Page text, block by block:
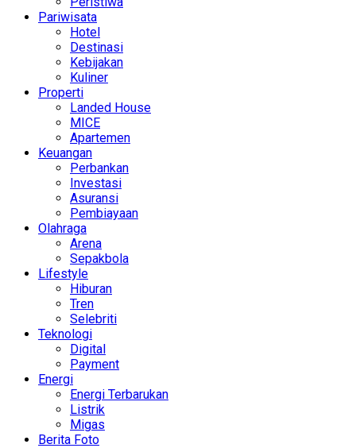
Pariwisata
Hotel
Destinasi
Kebijakan
Kuliner
Properti
Landed House
MICE
Apartemen
Keuangan
Perbankan
Investasi
Asuransi
Pembiayaan
Olahraga
Arena
Sepakbola
Lifestyle
Hiburan
Tren
Selebriti
Teknologi
Digital
Payment
Energi
Energi Terbarukan
Listrik
Migas
Berita Foto